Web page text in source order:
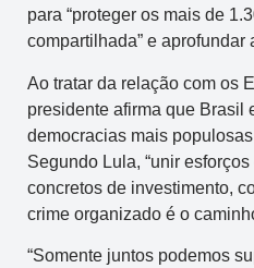
para “proteger os mais de
compartilhada” e aprofundar
Ao tratar da relação com os
presidente afirma que Brasil
democracias mais
Segundo Lula, “unir
concretos de investimento,
crime organizado é o
“Somente juntos podemos